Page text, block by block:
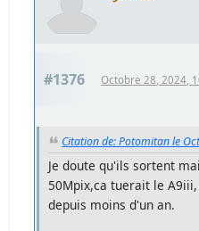
#1376 Octobre 28, 2024,
Citation de: Potomitan le
Je doute qu'ils sortent
50Mpix,ca tuerait le
depuis moins d'un an.